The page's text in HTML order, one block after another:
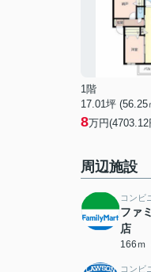
1階
17.01坪 (56.25
8万円
周辺施設
コンビ
ファ
店
166ｍ
コンビ